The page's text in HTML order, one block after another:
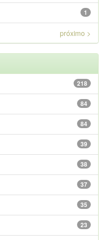
1
próximo >
218
84
84
39
38
37
35
23